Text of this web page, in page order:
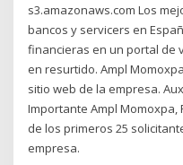
s3.amazonaws.com Los
bancos y servicers en
financieras en un portal de
en resurtido. Ampl
sitio web de la empresa.
Importante Ampl Momoxpa,
de los primeros 25
empresa.